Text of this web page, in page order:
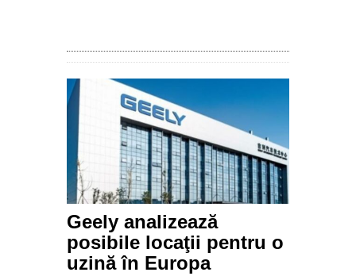
Geely analizează
posibile locaţii pentru o
uzină în Europa